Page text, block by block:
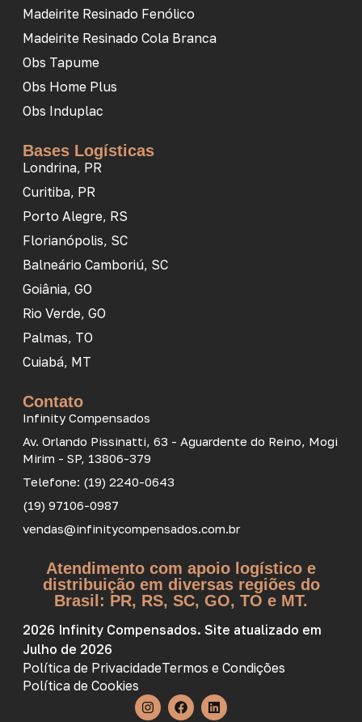
Madeirite Resinado Fenólico
Madeirite Resinado Cola Branca
Obs Tapume
Obs Home Plus
Obs Induplac
Bases Logísticas
Londrina, PR
Curitiba, PR
Porto Alegre, RS
Florianópolis, SC
Balneário Camboriú, SC
Goiânia, GO
Rio Verde, GO
Palmas, TO
Cuiabá, MT
Contato
Infinity Compensados
Av. Orlando Pissinatti, 63 - Aguardente do Reino, Mogi
Mirim - SP, 13806-379
Telefone: (19) 2240-0643
(19) 97106-0987
vendas@infinitycompensados.com.br
Atendimento com apoio logístico e
distribuição em diversas regiões do
Brasil: PR, RS, SC, GO, TO e MT.
2026 Infinity Compensados. Site atualizado em
Julho de 2026
Política de PrivacidadeTermos e Condições
Política de Cookies